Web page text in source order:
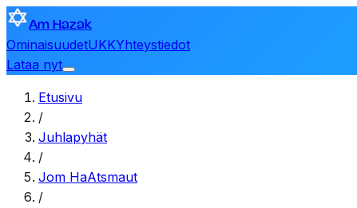
Am Hazak
OminaisuudetUKKYhteystiedot
Lataa nyt
Etusivu
/
Juhlapyhät
/
Jom HaAtsmaut
/